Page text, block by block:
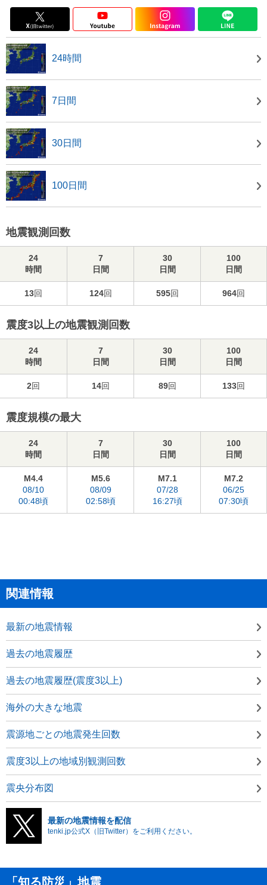
24時間
7日間
30日間
100日間
地震観測回数
24
時間
7
日間
30
日間
100
日間
13回 124回 595回 964回
震度3以上の地震観測回数
24
時間
7
日間
30
日間
100
日間
2回 14回 89回 133回
震度規模の最大
24
時間
7
日間
30
日間
100
日間
M4.4
08/10
00:48頃
M5.6
08/09
02:58頃
M7.1
07/28
16:27頃
M7.2
06/25
07:30頃
関連情報
最新の地震情報
過去の地震履歴
過去の地震履歴(震度3以上)
海外の大きな地震
震源地ごとの地震発生回数
震度3以上の地域別観測回数
震央分布図
最新の地震情報を配信
tenki.jp公式X（旧Twitter）をご利用ください。
「知る防災」地震